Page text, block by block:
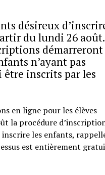
désireux
du lundi 26 août.
démarreront
n’ayant pas
être inscrits par les
en ligne pour les élèves
la procédure
les enfants,
est entièrement